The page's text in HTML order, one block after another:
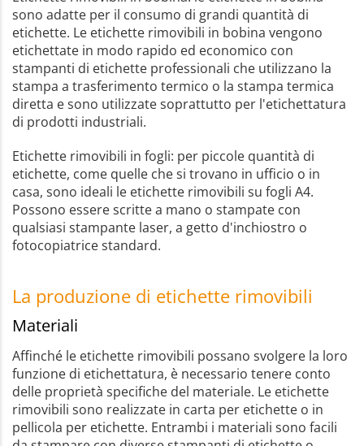
sono adatte per il consumo di grandi quantità di
etichette. Le etichette rimovibili in bobina vengono
etichettate in modo rapido ed economico con
stampanti di etichette professionali che utilizzano la
stampa a trasferimento termico o la stampa termica
diretta e sono utilizzate soprattutto per l'etichettatura
di prodotti industriali.
Etichette rimovibili in fogli: per piccole quantità di
etichette, come quelle che si trovano in ufficio o in
casa, sono ideali le etichette rimovibili su fogli A4.
Possono essere scritte a mano o stampate con
qualsiasi stampante laser, a getto d'inchiostro o
fotocopiatrice standard.
La produzione di etichette rimovibili
Materiali
Affinché le etichette rimovibili possano svolgere la loro
funzione di etichettatura, è necessario tenere conto
delle proprietà specifiche del materiale. Le etichette
rimovibili sono realizzate in carta per etichette o in
pellicola per etichette. Entrambi i materiali sono facili